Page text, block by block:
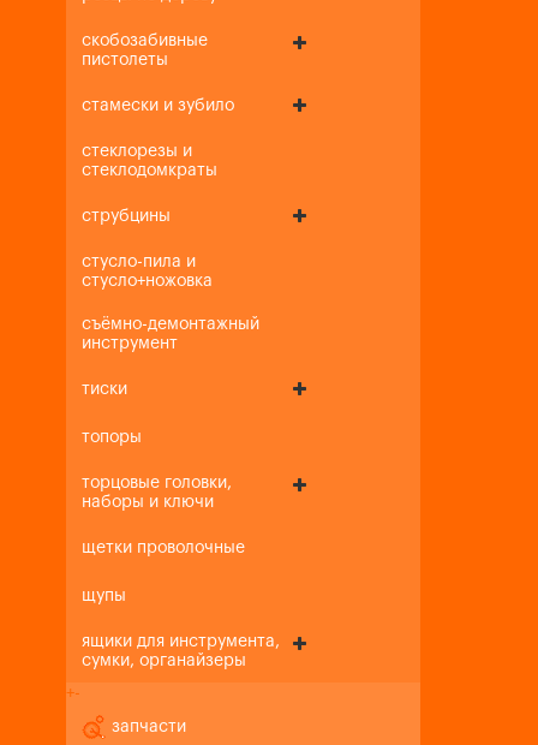
скобозабивные
пистолеты
стамески и зубило
стеклорезы и
стеклодомкраты
струбцины
стусло-пила и
стусло+ножовка
съёмно-демонтажный
инструмент
тиски
топоры
торцовые головки,
наборы и ключи
щетки проволочные
щупы
ящики для инструмента,
сумки, органайзеры
+-
запчасти